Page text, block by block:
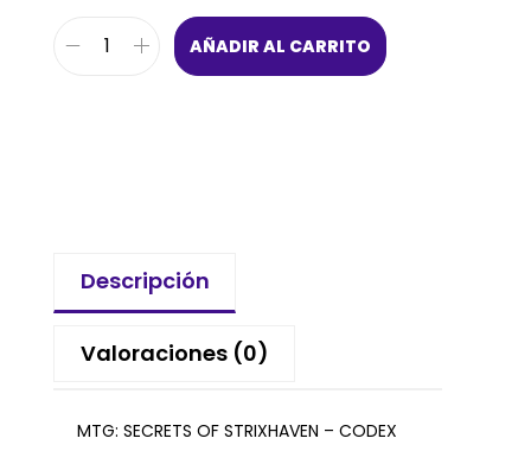
AÑADIR AL CARRITO
Descripción
Valoraciones (0)
MTG: SECRETS OF STRIXHAVEN – CODEX